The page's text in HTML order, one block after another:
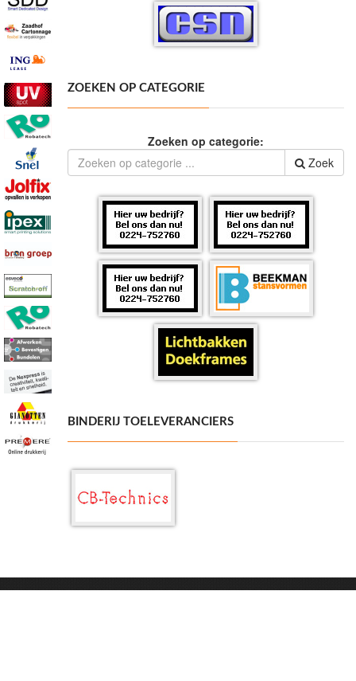
ZOEKEN OP CATEGORIE
Zoeken op categorie:
Zoek
BINDERIJ TOELEVERANCIERS